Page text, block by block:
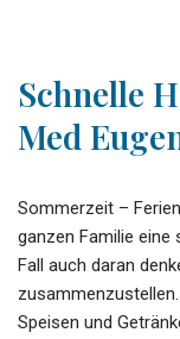
Schnelle
Med
Sommerzeit –
ganzen Familie
Fall auch daran
Speisen und